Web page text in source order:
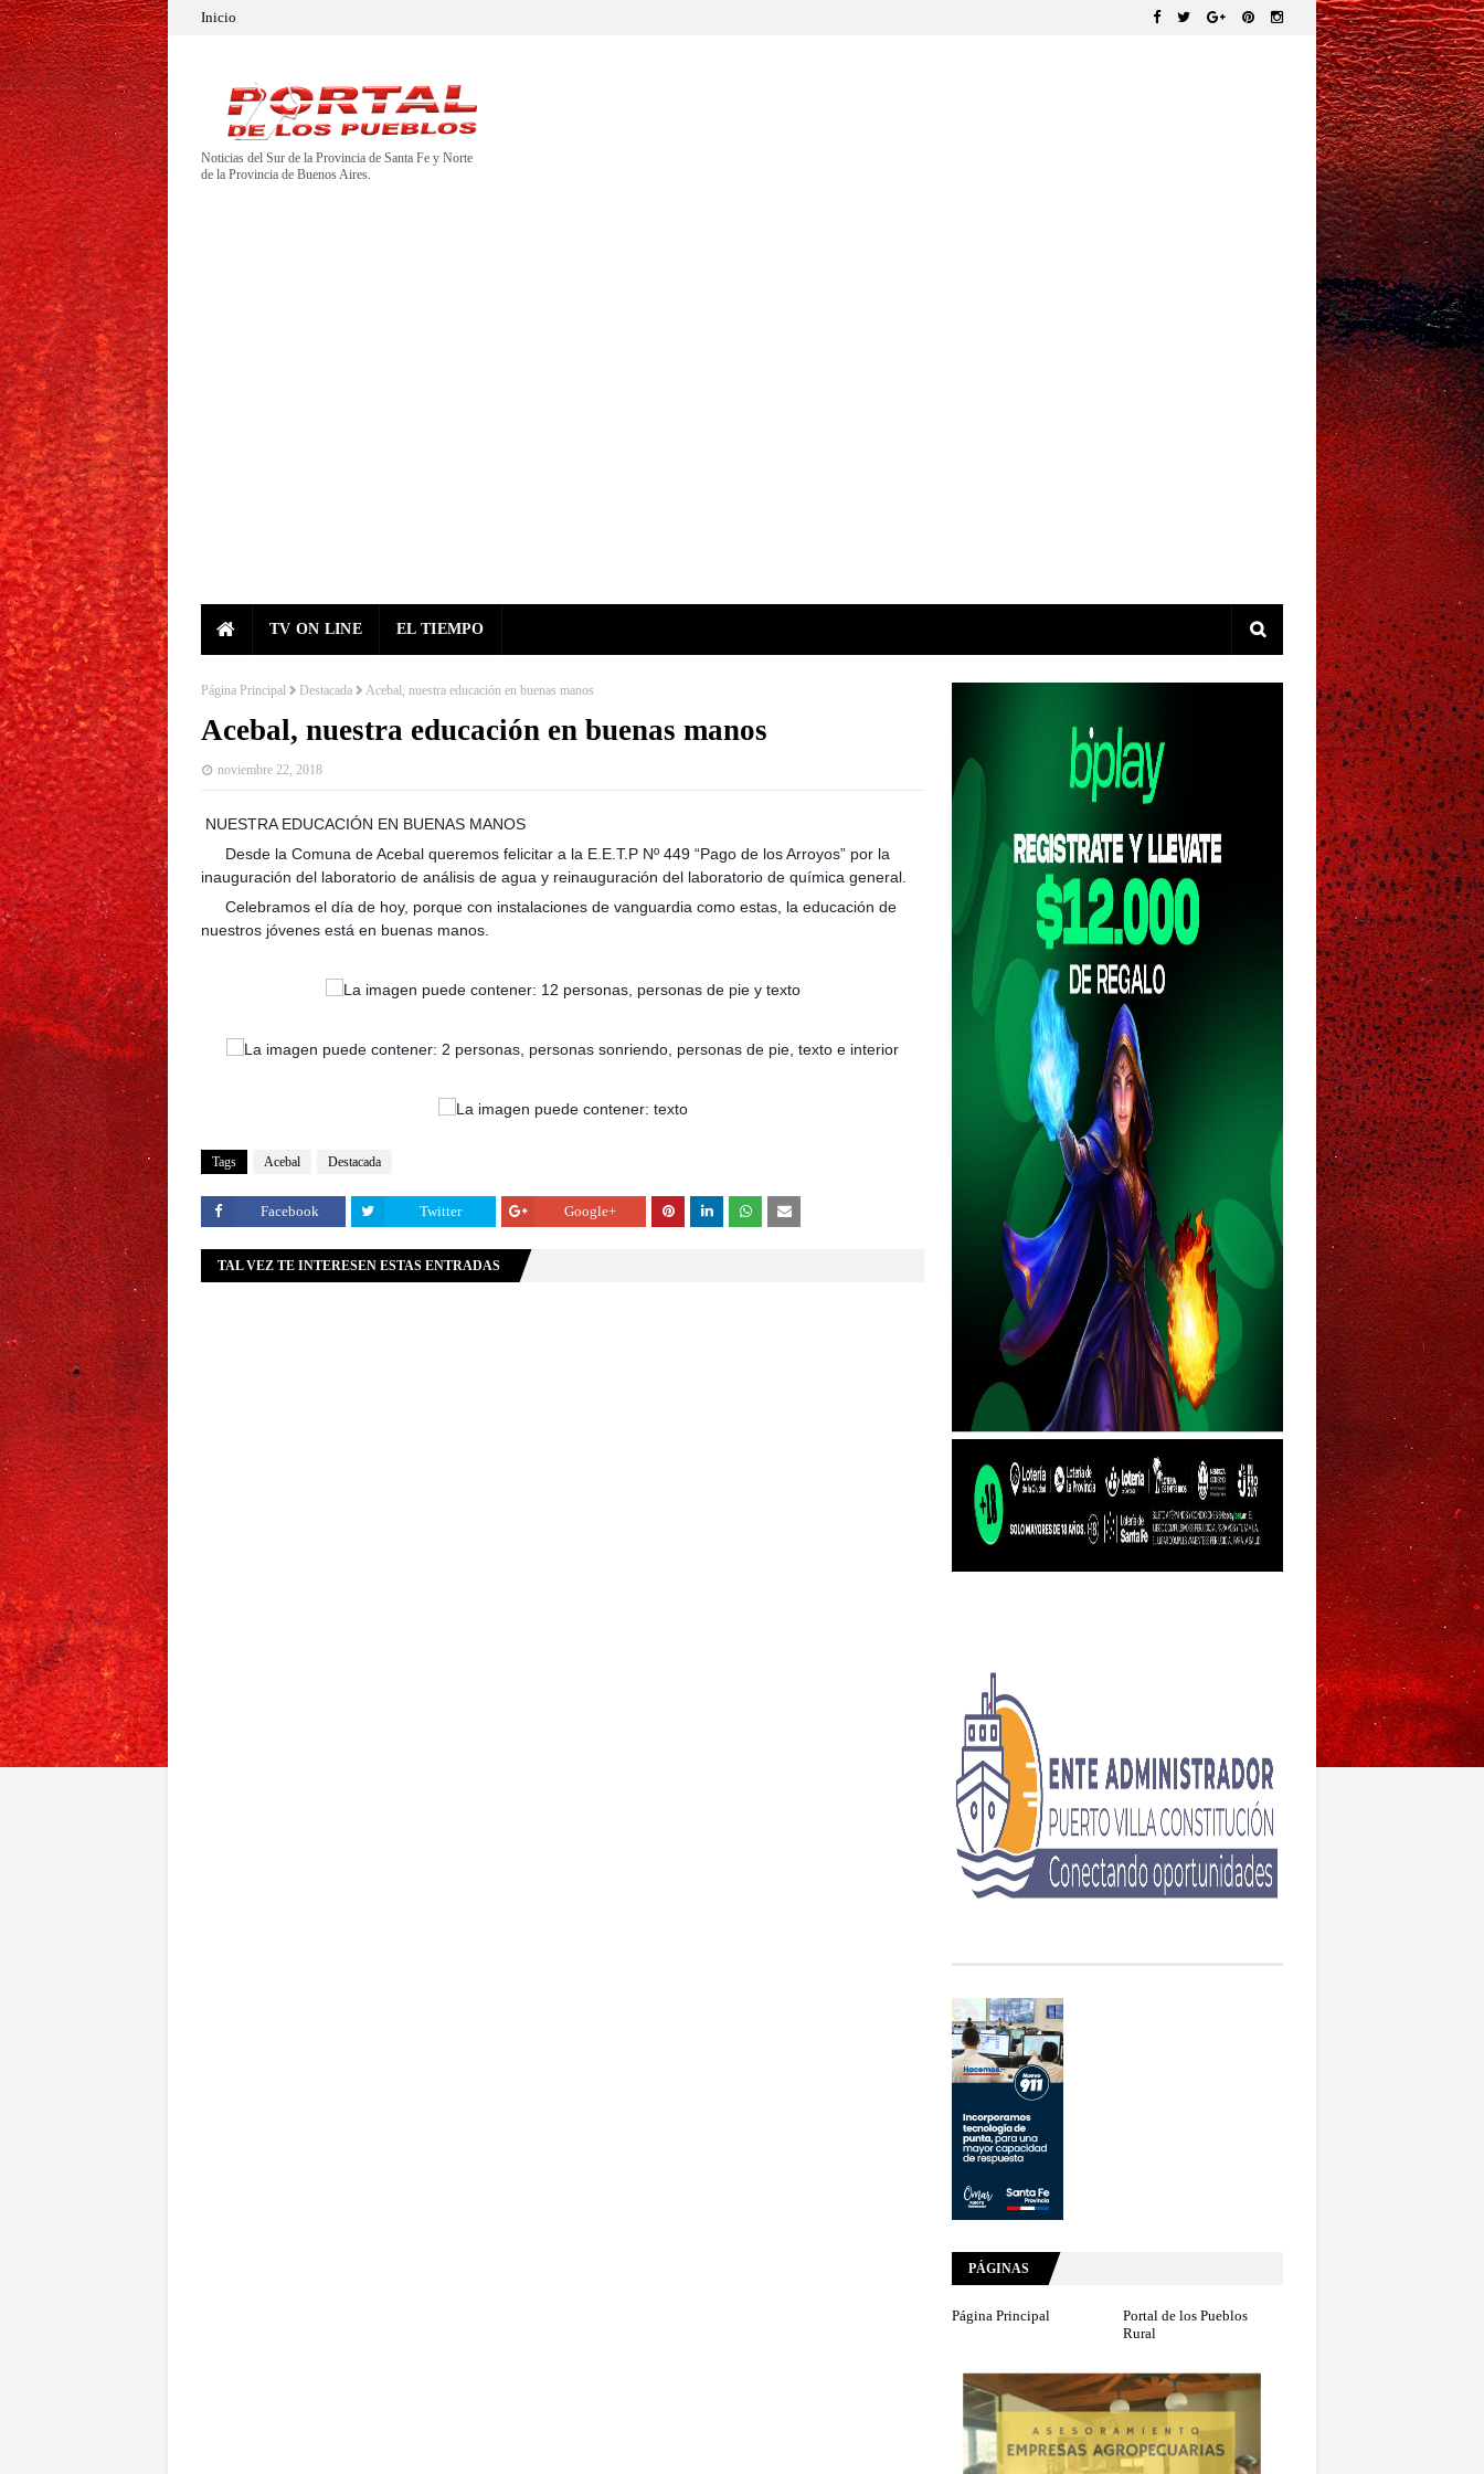
Inicio
Noticias del Sur de la Provincia de Santa Fe y Norte
de la Provincia de Buenos Aires.
TV ON LINE EL TIEMPO
Página Principal Destacada Acebal, nuestra educación en buenas manos
Acebal, nuestra educación en buenas manos
noviembre 22, 2018
NUESTRA EDUCACIÓN EN BUENAS MANOS
Desde la Comuna de Acebal queremos felicitar a la E.E.T.P Nº 449 “Pago de los Arroyos” por la
inauguración del laboratorio de análisis de agua y reinauguración del laboratorio de química general.
Celebramos el día de hoy, porque con instalaciones de vanguardia como estas, la educación de
nuestros jóvenes está en buenas manos.
Tags Acebal Destacada
Facebook Twitter Google+
TAL VEZ TE INTERESEN ESTAS ENTRADAS
PÁGINAS
Página Principal
Portal de los Pueblos
Rural